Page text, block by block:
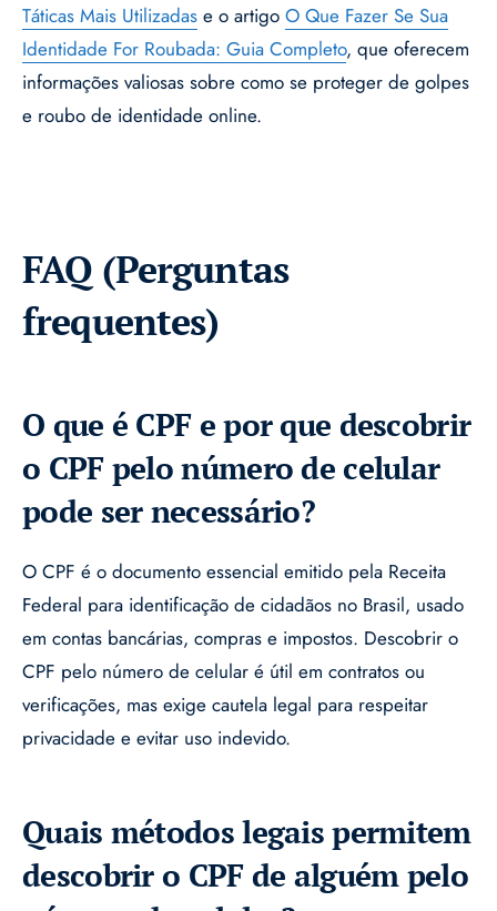
Táticas Mais Utilizadas e o artigo O Que Fazer Se Sua
Identidade For Roubada: Guia Completo, que oferecem
informações valiosas sobre como se proteger de golpes
e roubo de identidade online.
FAQ (Perguntas
frequentes)
O que é CPF e por que descobrir
o CPF pelo número de celular
pode ser necessário?
O CPF é o documento essencial emitido pela Receita
Federal para identificação de cidadãos no Brasil, usado
em contas bancárias, compras e impostos. Descobrir o
CPF pelo número de celular é útil em contratos ou
verificações, mas exige cautela legal para respeitar
privacidade e evitar uso indevido.
Quais métodos legais permitem
descobrir o CPF de alguém pelo